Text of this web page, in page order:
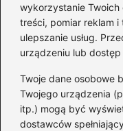
wykorzystanie Twoich
treści, pomiar reklam
ulepszanie usług.
urządzeniu lub dostęp
Twoje dane osobowe
Twojego urządzenia
itp.) mogą być
dostawców
Dodaj
Twój adres email
Wymagane pola
Komentarz*